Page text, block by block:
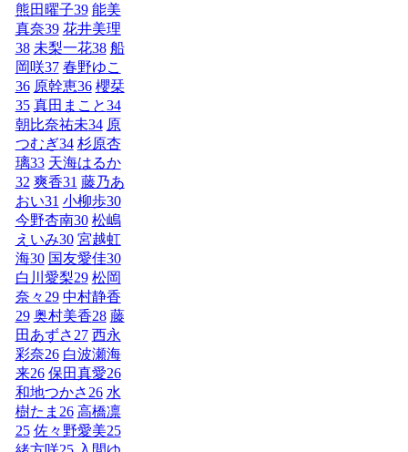
熊田曜子39 能美
真奈39 花井美理
38 未梨一花38 船
岡咲37 春野ゆこ
36 原幹恵36 櫻栞
35 真田まこと34
朝比奈祐未34 原
つむぎ34 杉原杏
璃33 天海はるか
32 爽香31 藤乃あ
おい31 小柳歩30
今野杏南30 松嶋
えいみ30 宮越虹
海30 国友愛佳30
白川愛梨29 松岡
奈々29 中村静香
29 奥村美香28 藤
田あずさ27 西永
彩奈26 白波瀬海
来26 保田真愛26
和地つかさ26 水
樹たま 26 高橋凛
25 佐々野愛美25